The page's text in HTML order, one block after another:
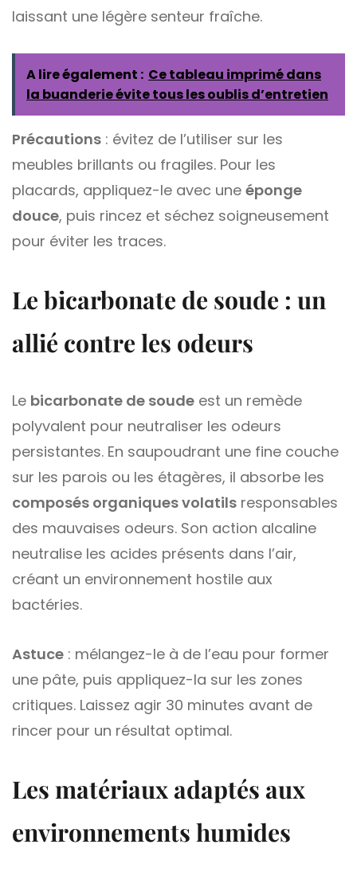
laissant une légère senteur fraîche.
A lire également : Ce tableau imprimé dans
la buanderie évite tous les oublis d’entretien
Précautions : évitez de l’utiliser sur les
meubles brillants ou fragiles. Pour les
placards, appliquez-le avec une éponge
douce, puis rincez et séchez soigneusement
pour éviter les traces.
Le bicarbonate de soude : un
allié contre les odeurs
Le bicarbonate de soude est un remède
polyvalent pour neutraliser les odeurs
persistantes. En saupoudrant une fine couche
sur les parois ou les étagères, il absorbe les
composés organiques volatils responsables
des mauvaises odeurs. Son action alcaline
neutralise les acides présents dans l’air,
créant un environnement hostile aux
bactéries.
Astuce : mélangez-le à de l’eau pour former
une pâte, puis appliquez-la sur les zones
critiques. Laissez agir 30 minutes avant de
rincer pour un résultat optimal.
Les matériaux adaptés aux
environnements humides